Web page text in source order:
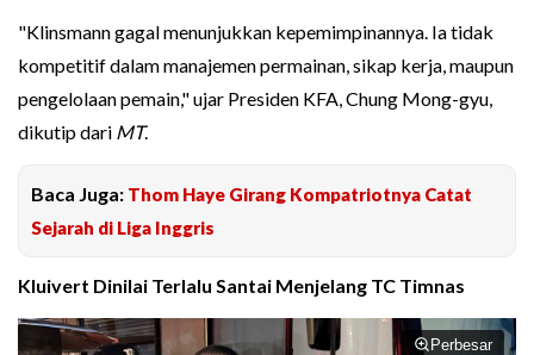
"Klinsmann gagal menunjukkan kepemimpinannya. Ia tidak
kompetitif dalam manajemen permainan, sikap kerja, maupun
pengelolaan pemain," ujar Presiden KFA, Chung Mong-gyu,
dikutip dari MT.
Baca Juga: Thom Haye Girang Kompatriotnya Catat
Sejarah di Liga Inggris
Kluivert Dinilai Terlalu Santai Menjelang TC Timnas
Perbesar